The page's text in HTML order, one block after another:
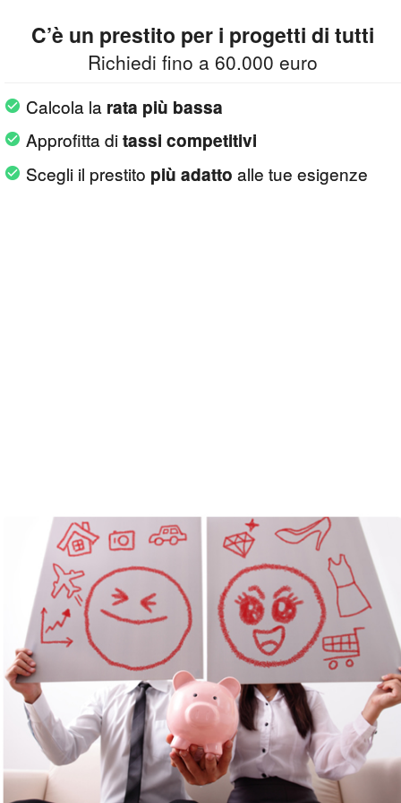
C’è un prestito per i progetti di tutti
Richiedi fino a 60.000 euro
Calcola la rata più bassa
Approfitta ditassi competitivi
Scegli il prestito più adatto alle tue esigenze